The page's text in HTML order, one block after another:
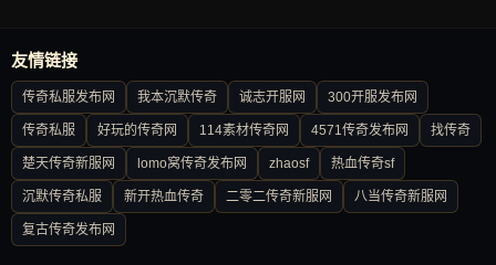
友情链接
传奇私服发布网 我本沉默传奇 诚志开服网 300开服发布网
传奇私服 好玩的传奇网 114素材传奇网 4571传奇发布网 找传奇
楚天传奇新服网 lomo窝传奇发布网 zhaosf 热血传奇sf
沉默传奇私服 新开热血传奇 二零二传奇新服网 八当传奇新服网
复古传奇发布网